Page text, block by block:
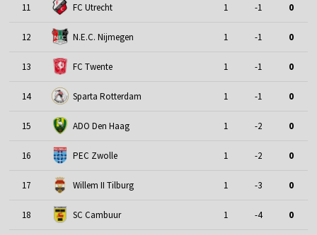
11 FC Utrecht 1 -1 0
12 N.E.C. Nijmegen 1 -1 0
13 FC Twente 1 -1 0
14 Sparta Rotterdam 1 -1 0
15 ADO Den Haag 1 -2 0
16 PEC Zwolle 1 -2 0
17 Willem II Tilburg 1 -3 0
18 SC Cambuur 1 -4 0